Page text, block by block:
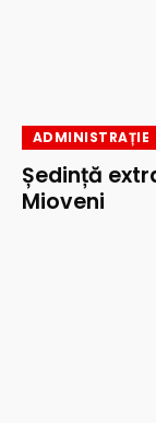
ADMINISTRAȚIE
Ședință
Mioveni